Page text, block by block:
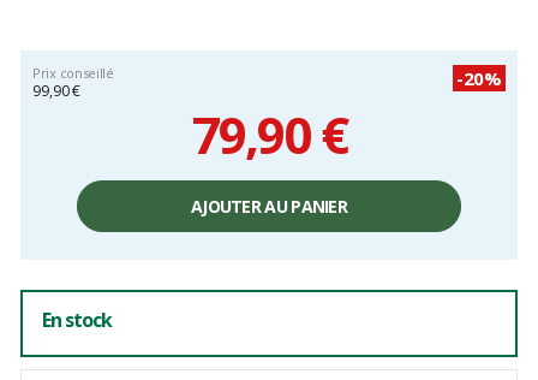
Prix conseillé
99,90 €
-20%
79,90 €
unitaire,
AJOUTER AU PANIER
En stock